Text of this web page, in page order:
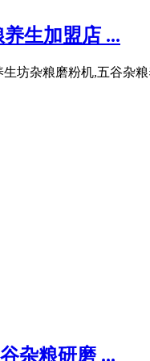
生加盟店 ...
坊杂粮磨粉机,五谷
杂粮研磨 ...